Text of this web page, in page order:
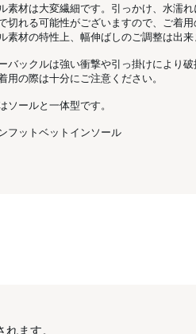
素材は大変繊細です。引っかけ、水濡
切れる可能性がございますので、ご着用
素材の特性上、幅伸ばしのご調整は出来
バックルは強い衝撃や引っ掛けにより
用の際は十分にご注意ください。
ソールと一体型です。
フットベットインソール
ます。